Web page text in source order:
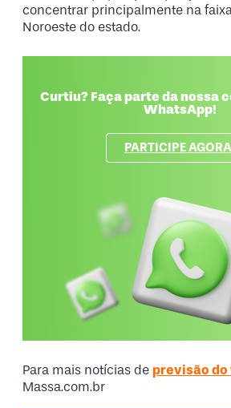
concentrar principalmente na
Noroeste do estado.
Curtiu? Faça parte da nossa
WhatsApp!
PARTICIPE
Para mais notícias de previsão do
Massa.com.br